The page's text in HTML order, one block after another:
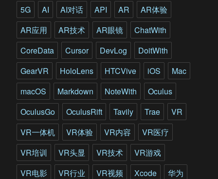
融
之
后，
要
做
自
动
驾
驶
了?
5G AI AI对话 API AR
AR体验
AR应用
AR技术 AR眼镜
ChatWith
CoreData
Cursor DevLog
DoitWith
GearVR
HoloLens HTCVive iOS
Mac
macOS
Markdown NoteWith
Oculus
OculusGo
OculusRift Tavily Trae
VR
VR一体机
VR体验 VR内容
VR医疗
VR培训
VR头显 VR技术
VR游戏
VR电影
VR行业 VR视频 Xcode
华为